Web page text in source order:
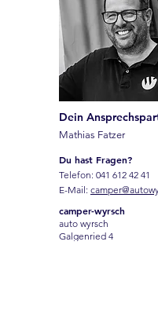
Dein
Mathias Fatzer
Du hast Fragen?
Telefon: 041 612 42 41
E-Mail:
camper-wyrsch
auto wyrsch
Galgenried 4